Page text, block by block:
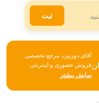
ثبت
آقای دوربین، مرجع تخصصی
فروش حضوری و اینترنتی
تجهیزات نظارتی، امنیتی و
تکیه بر تجربه، مشاوره
نمایش بیشتر